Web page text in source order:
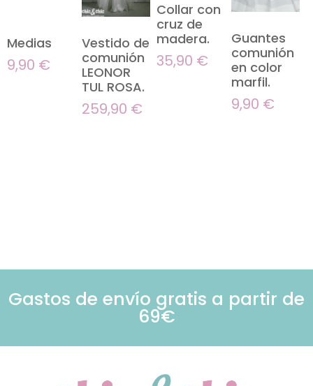
Medias
9,90 €
Guantes
comunión
en color
marfil.
9,90 €
Vestido de
comunión
LEONOR
TUL ROSA.
259,90 €
Collar con
cruz de
madera.
35,90 €
Gastos de envío gratis a partir de
69€